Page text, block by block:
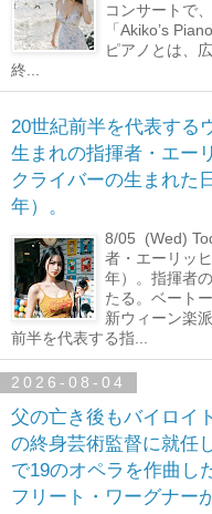
コンサートで
「Akiko’s
ピアノとは、
終...
20世紀前半を代表する
生まれの指揮者・エー
クライバーの生まれた
年）。
8/05 (Wed)
者・エーリッ
年）。指揮者
たる。ベート
新ウィーン楽
前半を代表する指...
2026-08-04
父の亡き後もバイロイ
の終身芸術監督に就任
で19のオペラを作曲し
フリート・ワーグナー